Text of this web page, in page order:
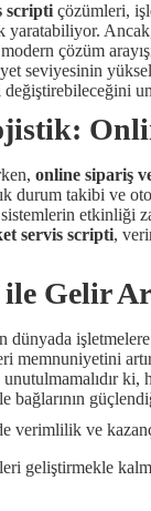
scripti çözümleri,
çözüm
seviyesinin
değiştirebileceğini
online sipariş
takibi ve
etkinliği
servis scripti,
Gelir
dünyada
memnuniyetini
bağlarının
verimlilik ve
geliştirmekle